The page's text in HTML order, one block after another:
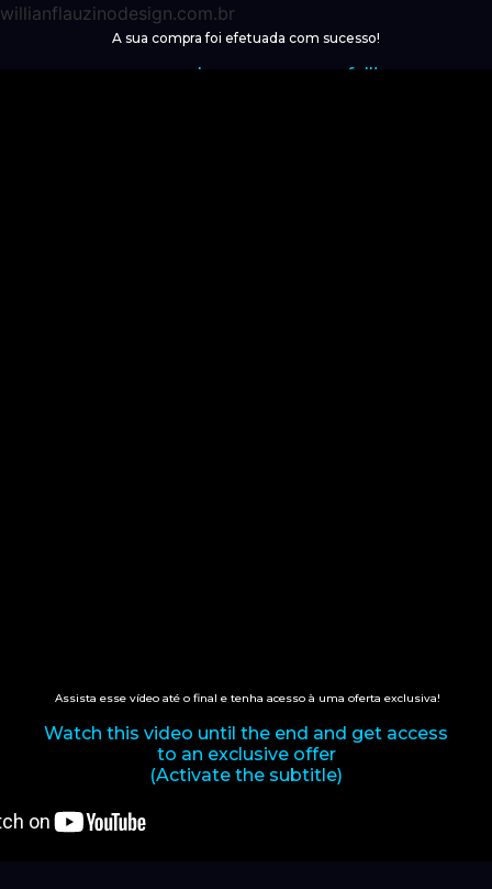
willianflauzinodesign.com.br
A sua compra foi efetuada com sucesso!
your purchase was succesfull!
Assista esse vídeo até o final e tenha acesso à uma oferta exclusiva!
Watch this video until the end and get access
to an exclusive offer
(Activate the subtitle)